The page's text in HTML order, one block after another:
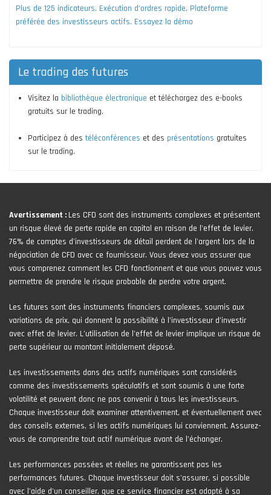
Plus de 125 indicateurs. Exécution d'ordres rapide. Plateforme
préférée des investisseurs actifs. Essayez la démo
Le trading des futures
Visitez la bibliothèque électronique et téléchargez des e-books
gratuits sur le trading.
Participez à destéléconférences et des présentations gratuites
sur le trading.
Avertissement : Les CFD sont des instruments complexes et présentent
un risque élevé de perte rapide en capital en raison de l'effet de levier.
76% de comptes d'investisseurs de détail perdent de l'argent lors de la
négociation de CFD avec ce fournisseur. Vous devez vous assurer que
vous comprenez comment les CFD fonctionnent et que vous pouvez vous
permettre de prendre le risque probable de perdre votre argent.
Les futures sont des instruments financiers complexes, soumis aux
variations de prix, qui donnent la possibilité à l’investisseur d’investir
avec effet de levier. L’utilisation de l’effet de levier implique un risque de
perte supérieur au montant initialement déposé.
Les investissements dans des actifs numériques sont considérés
comme des investissements spéculatifs et sont soumis à une forte
volatilité et peuvent donc ne pas convenir à tous les investisseurs.
Chaque investisseur doit examiner attentivement, et éventuellement avec
des conseils externes, si les actifs numériques lui conviennent. Assurez-
vous de comprendre tout actif numérique avant de l'échanger.
Les performances passées et réelles ne garantissent pas les
performances futures. Chaque investisseur doit s'assurer, si possible
avec l'aide d'un conseiller, que ce service financier est adapté à sa